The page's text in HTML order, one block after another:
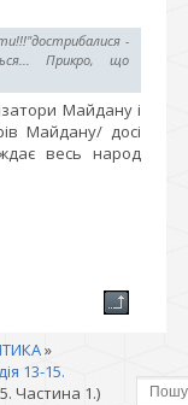
-
Прикро, що
Майдану і
Майдану/ досі
весь народ
»
13-15.
Частина 1.)